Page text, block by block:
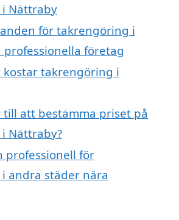
Nättraby
för takrengöring i
företag
kostar takrengöring i
till att bestämma priset på
Nättraby?
professionell för
andra städer nära